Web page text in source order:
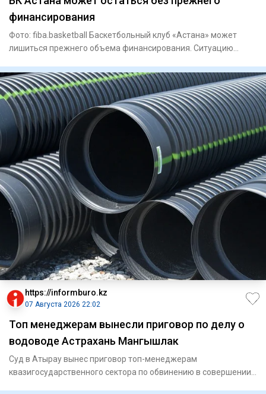
финансирования
Фото: fiba.basketball Баскетбольный клуб «Астана» может
лишиться прежнего объема финансирования. Ситуацию
https://informburo.kz
07 Августа 2026 22:02
Топ менеджерам вынесли приговор по делу о
водоводе Астрахань Мангышлак
Суд в Атырау вынес приговор топ-менеджерам
квазигосударственного сектора по обвинению в совершении